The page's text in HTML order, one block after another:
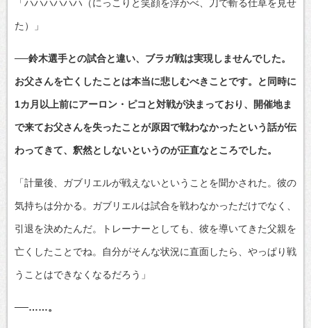
「ハハハハハハ（にっこりと笑顔を浮かべ、刀で斬る仕草を見せ
た）」
──鈴木選手との試合と違い、ブラガ戦は実現しませんでした。
お父さんを亡くしたことは本当に悲しむべきことです。と同時に
1カ月以上前にアーロン・ピコと対戦が決まっており、開催地ま
で来てお父さんを失ったことが原因で戦わなかったという話が伝
わってきて、釈然としないというのが正直なところでした。
「計量後、ガブリエルが戦えないということを聞かされた。彼の
気持ちは分かる。ガブリエルは試合を戦わなかっただけでなく、
引退を決めたんだ。トレーナーとしても、彼を導いてきた父親を
亡くしたことでね。自分がそんな状況に直面したら、やっぱり戦
うことはできなくなるだろう」
──……。